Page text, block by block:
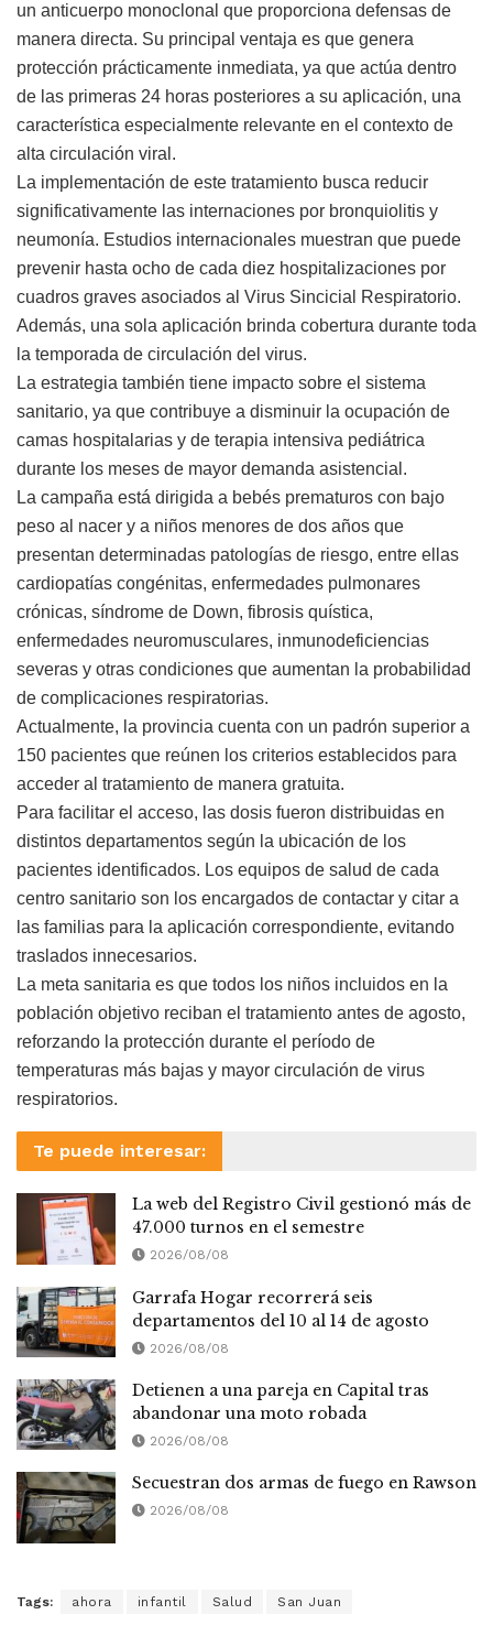
un anticuerpo monoclonal que proporciona defensas de
manera directa. Su principal ventaja es que genera
protección prácticamente inmediata, ya que actúa dentro
de las primeras 24 horas posteriores a su aplicación, una
característica especialmente relevante en el contexto de
alta circulación viral.
La implementación de este tratamiento busca reducir
significativamente las internaciones por bronquiolitis y
neumonía. Estudios internacionales muestran que puede
prevenir hasta ocho de cada diez hospitalizaciones por
cuadros graves asociados al Virus Sincicial Respiratorio.
Además, una sola aplicación brinda cobertura durante toda
la temporada de circulación del virus.
La estrategia también tiene impacto sobre el sistema
sanitario, ya que contribuye a disminuir la ocupación de
camas hospitalarias y de terapia intensiva pediátrica
durante los meses de mayor demanda asistencial.
La campaña está dirigida a bebés prematuros con bajo
peso al nacer y a niños menores de dos años que
presentan determinadas patologías de riesgo, entre ellas
cardiopatías congénitas, enfermedades pulmonares
crónicas, síndrome de Down, fibrosis quística,
enfermedades neuromusculares, inmunodeficiencias
severas y otras condiciones que aumentan la probabilidad
de complicaciones respiratorias.
Actualmente, la provincia cuenta con un padrón superior a
150 pacientes que reúnen los criterios establecidos para
acceder al tratamiento de manera gratuita.
Para facilitar el acceso, las dosis fueron distribuidas en
distintos departamentos según la ubicación de los
pacientes identificados. Los equipos de salud de cada
centro sanitario son los encargados de contactar y citar a
las familias para la aplicación correspondiente, evitando
traslados innecesarios.
La meta sanitaria es que todos los niños incluidos en la
población objetivo reciban el tratamiento antes de agosto,
reforzando la protección durante el período de
temperaturas más bajas y mayor circulación de virus
respiratorios.
Te puede interesar:
La web del Registro Civil gestionó más de
47.000 turnos en el semestre
2026/08/08
Garrafa Hogar recorrerá seis
departamentos del 10 al 14 de agosto
2026/08/08
Detienen a una pareja en Capital tras
abandonar una moto robada
2026/08/08
Secuestran dos armas de fuego en Rawson
2026/08/08
Tags: ahora infantil Salud San Juan